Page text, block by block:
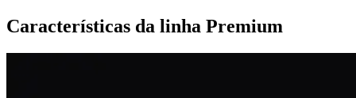
Características da linha Premium